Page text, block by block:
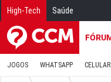
High-Tech Saúde
JOGOS WHATSAPP CELULAR